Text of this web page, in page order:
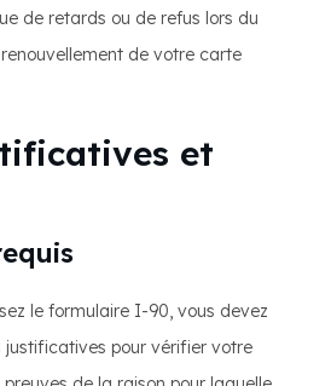
de retards ou de refus lors du
de votre carte
et
le formulaire I-90, vous devez
justificatives pour vérifier votre